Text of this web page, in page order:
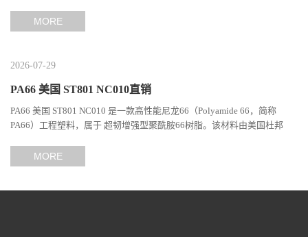
MORE
2026-07-29
PA66 美国 ST801 NC010直销
PA66 美国 ST801 NC010 是一款高性能尼龙66（Polyamide 66，简称
PA66）工程塑料，属于 超韧增强型聚酰胺66树脂。该材料由美国杜邦
MORE